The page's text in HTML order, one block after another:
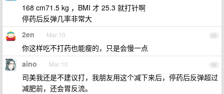
168 cm71.5 kg ，BMI 才 25.3 就打针啊
停药后反弹几率非常大
65
2en Mar 10
你这样吃不打药也能瘦的，只是会慢一点
66
aino Mar 10
司美我还是不建议打，我朋友用这个减下来后，停药后反弹超过
减肥前，还会胃反流。